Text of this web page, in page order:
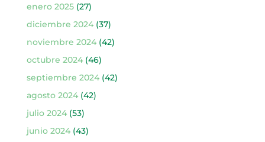
enero 2025(27)
diciembre 2024(37)
noviembre 2024(42)
octubre 2024(46)
septiembre 2024(42)
agosto 2024(42)
julio 2024(53)
junio 2024(43)